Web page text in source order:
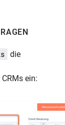
die
CRMs ein: